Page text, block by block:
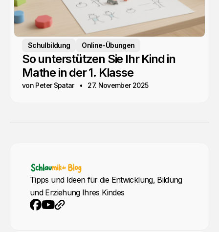
Schulbildung Online-Übungen
So unterstützen Sie Ihr Kind in
Mathe in der 1. Klasse
von Peter Spatar 27. November 2025
Tipps und Ideen für die Entwicklung, Bildung
und Erziehung Ihres Kindes